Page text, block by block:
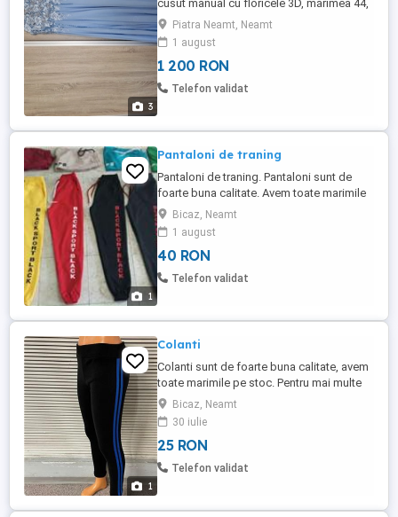
3
cusut manual cu floricele 3D, mărimea 44,
nepurtata, preț 1200 lei (achiziționată cu
1400 lei).
Piatra Neamt, Neamt
1 august
1 200 RON
Telefon validat
1
Pantaloni de traning
Pantaloni de traning. Pantaloni sunt de
foarte buna calitate. Avem toate marimile
pe stoc. Va asteptam la comenzi.
Bicaz, Neamt
1 august
40 RON
Telefon validat
1
Colanti
Colanti sunt de foarte buna calitate, avem
toate marimile pe stoc. Pentru mai multe
detalii si comenzi astept mesajele
voastre.
Bicaz, Neamt
30 iulie
25 RON
Telefon validat